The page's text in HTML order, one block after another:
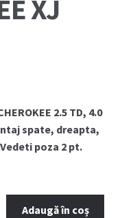
XJ
2.5 TD, 4.0
spate, dreapta,
poza 2 pt.
Adaugă în coș